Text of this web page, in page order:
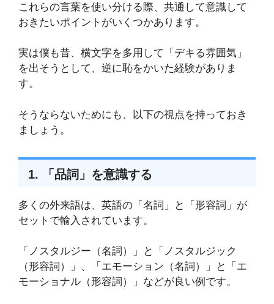
これらの言葉を使い分ける際、共通して意識して
おきたいポイントがいくつかあります。
実は僕も昔、横文字を多用して「デキる雰囲気」
を出そうとして、逆に恥をかいた経験がありま
す。
そうならないためにも、以下の視点を持っておき
ましょう。
1. 「品詞」を意識する
多くの外来語は、英語の「名詞」と「形容詞」が
セットで輸入されています。
「ノスタルジー（名詞）」と「ノスタルジック
（形容詞）」、「エモーション（名詞）」と「エ
モーショナル（形容詞）」などが良い例です。